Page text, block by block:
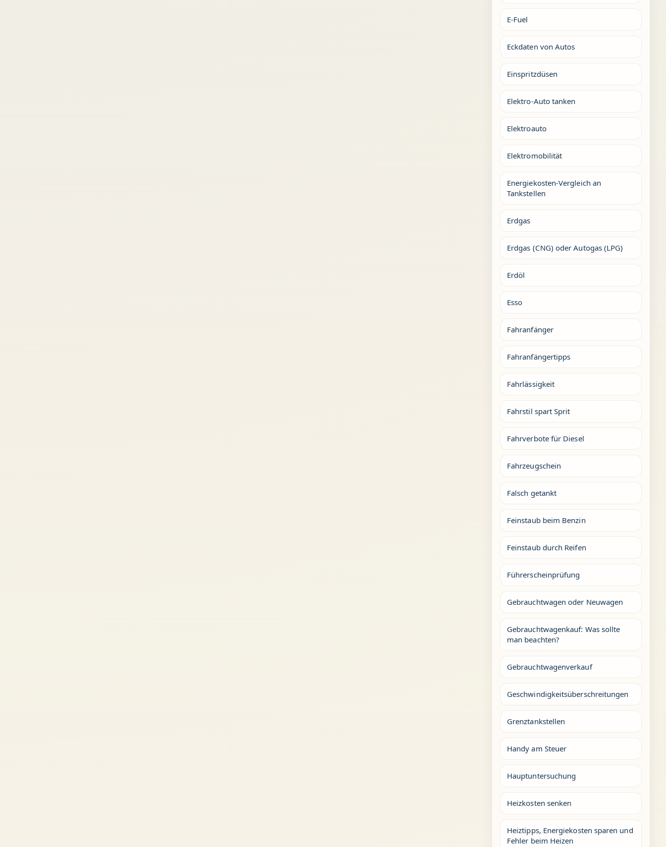
E-Fuel
Eckdaten von Autos
Einspritzdüsen
Elektro-Auto tanken
Elektroauto
Elektromobilität
Energiekosten-Vergleich an
Tankstellen
Erdgas
Erdgas (CNG) oder Autogas (LPG)
Erdöl
Esso
Fahranfänger
Fahranfängertipps
Fahrlässigkeit
Fahrstil spart Sprit
Fahrverbote für Diesel
Fahrzeugschein
Falsch getankt
Feinstaub beim Benzin
Feinstaub durch Reifen
Führerscheinprüfung
Gebrauchtwagen oder Neuwagen
Gebrauchtwagenkauf: Was sollte
man beachten?
Gebrauchtwagenverkauf
Geschwindigkeitsüberschreitungen
Grenztankstellen
Handy am Steuer
Hauptuntersuchung
Heizkosten senken
Heiztipps, Energiekosten sparen und
Fehler beim Heizen